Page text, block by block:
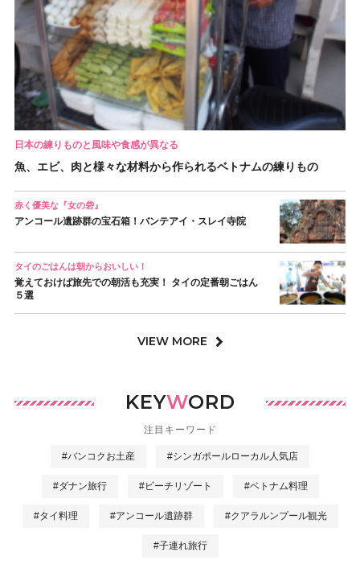
日本の練りものと風味や食感が異なる
魚、エビ、肉と様々な材料から作られるベトナムの練りもの
赤く優美な『女の砦』
アンコール遺跡群の宝石箱！バンテアイ・スレイ寺院
タイのごはんは朝からおいしい！
覚えておけば旅先での朝活も充実！ タイの定番朝ごはん
５選
VIEW MORE
KEYWORD
注目キーワード
#バンコクお土産 #シンガポールローカル人気店
#ダナン旅行 #ビーチリゾート #ベトナム料理
#タイ料理 #アンコール遺跡群 #クアラルンプール観光
#子連れ旅行